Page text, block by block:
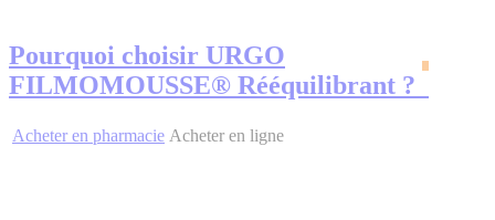
Pourquoi choisir URGO
FILMOMOUSSE® Rééquilibrant ?
Acheter en pharmacie Acheter en ligne